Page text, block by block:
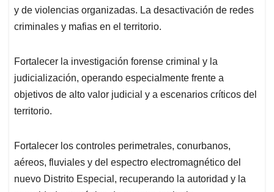
y de violencias organizadas. La desactivación de redes
criminales y mafias en el territorio.
Fortalecer la investigación forense criminal y la
judicialización, operando especialmente frente a
objetivos de alto valor judicial y a escenarios críticos del
territorio.
Fortalecer los controles perimetrales, conurbanos,
aéreos, fluviales y del espectro electromagnético del
nuevo Distrito Especial, recuperando la autoridad y la